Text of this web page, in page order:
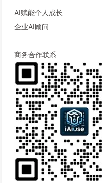
AI赋能个人成长
企业AI顾问
商务合作联系